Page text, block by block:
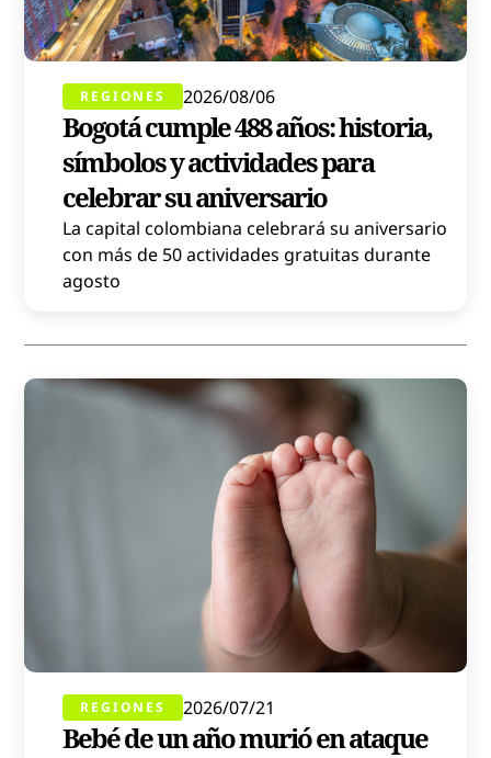
REGIONES 2026/08/06
Bogotá cumple 488 años: historia,
símbolos y actividades para
celebrar su aniversario
La capital colombiana celebrará su aniversario
con más de 50 actividades gratuitas durante
agosto
REGIONES 2026/07/21
Bebé de un año murió en ataque